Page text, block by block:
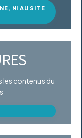
NI AU SITE
les contenus du